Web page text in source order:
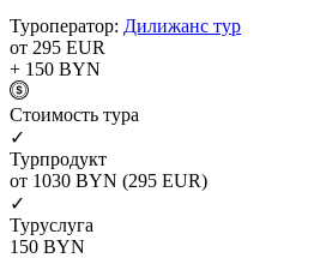
Туроператор: Дилижанс тур
от 295 EUR
+ 150 BYN
Cтоимость тура
✓
Турпродукт
от 1030 BYN (295 EUR)
✓
Туруслуга
150 BYN